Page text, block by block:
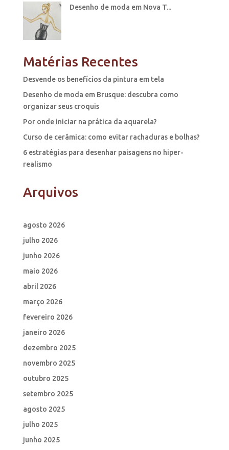
Desenho de moda em Nova T...
Matérias Recentes
Desvende os benefícios da pintura em tela
Desenho de moda em Brusque: descubra como
organizar seus croquis
Por onde iniciar na prática da aquarela?
Curso de cerâmica: como evitar rachaduras e bolhas?
6 estratégias para desenhar paisagens no hiper-
realismo
Arquivos
agosto 2026
julho 2026
junho 2026
maio 2026
abril 2026
março 2026
fevereiro 2026
janeiro 2026
dezembro 2025
novembro 2025
outubro 2025
setembro 2025
agosto 2025
julho 2025
junho 2025